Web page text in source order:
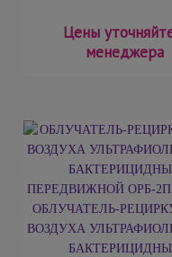
Цены
менеджера
ОБЛУЧАТЕЛЬ-
ВОЗДУХА